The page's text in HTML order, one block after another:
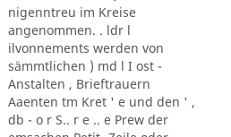
nigenntreu im Kreise
angenommen. . ldr l
ilvonnements werden von
sämmtlichen ) md l I ost -
Anstalten , Brieftrauern
Aaenten tm Kret ' e und den ' ,
db - o r S.. r e .. e Prew der